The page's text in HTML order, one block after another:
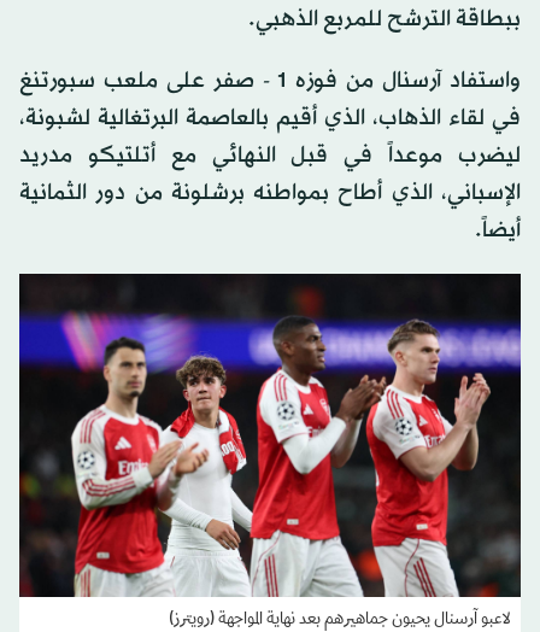
ببطاقة الترشح للمربع الذهبي.
واستفاد آرسنال من فوزه 1 - صفر على ملعب سبورتنغ
في لقاء الذهاب، الذي أقيم بالعاصمة البرتغالية لشبونة،
ليضرب موعداً في قبل النهائي مع أتلتيكو مدريد
الإسباني، الذي أطاح بمواطنه برشلونة من دور الثمانية
أيضاً.
لاعبو آرسنال يحيون جماهيرهم بعد نهاية المواجهة (رويترز)